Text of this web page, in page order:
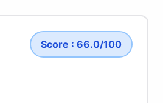
Score : 66.0/100